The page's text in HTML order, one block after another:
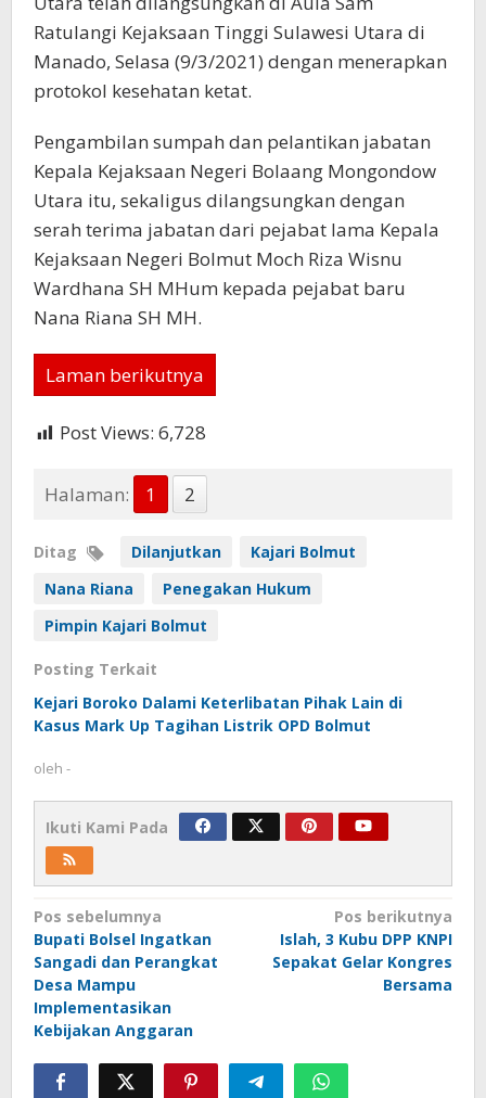
Ratulangi Kejaksaan Tinggi Sulawesi Utara di
Manado, Selasa (9/3/2021) dengan menerapkan
protokol kesehatan ketat.
Pengambilan sumpah dan pelantikan jabatan
Kepala Kejaksaan Negeri Bolaang Mongondow
Utara itu, sekaligus dilangsungkan dengan
serah terima jabatan dari pejabat lama Kepala
Kejaksaan Negeri Bolmut Moch Riza Wisnu
Wardhana SH MHum kepada pejabat baru
Nana Riana SH MH.
Laman berikutnya
Post Views: 6,728
Halaman: 1 2
Ditag Dilanjutkan
Kajari Bolmut
Nana Riana
Penegakan Hukum
Pimpin Kajari Bolmut
Posting Terkait
Kejari Boroko Dalami Keterlibatan Pihak Lain di
Kasus Mark Up Tagihan Listrik OPD Bolmut
oleh -
Ikuti Kami Pada
Navigasi
pos
Pos sebelumnya
Bupati Bolsel Ingatkan
Sangadi dan Perangkat
Desa Mampu
Implementasikan
Kebijakan Anggaran
Pos berikutnya
Islah, 3 Kubu DPP KNPI
Sepakat Gelar Kongres
Bersama